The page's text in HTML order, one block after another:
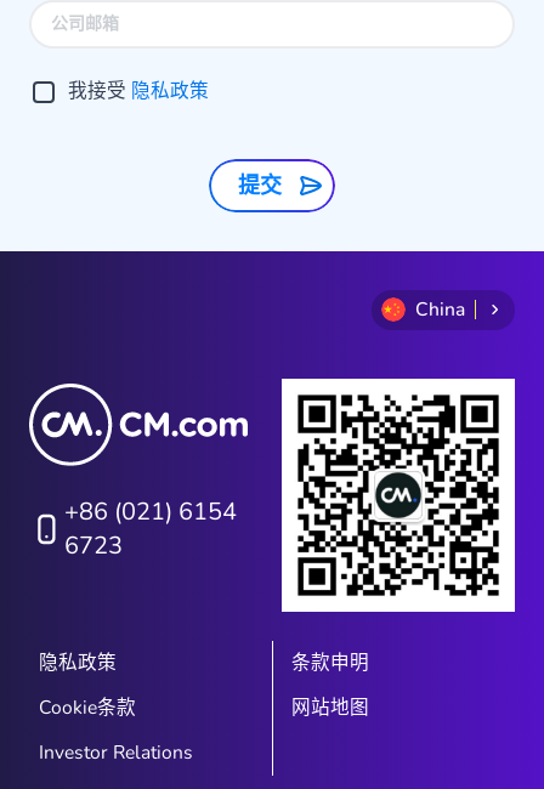
我接受 隐私政策
提交
China
+86 (021) 6154
6723
隐私政策
条款申明
Cookie条款
网站地图
Investor Relations